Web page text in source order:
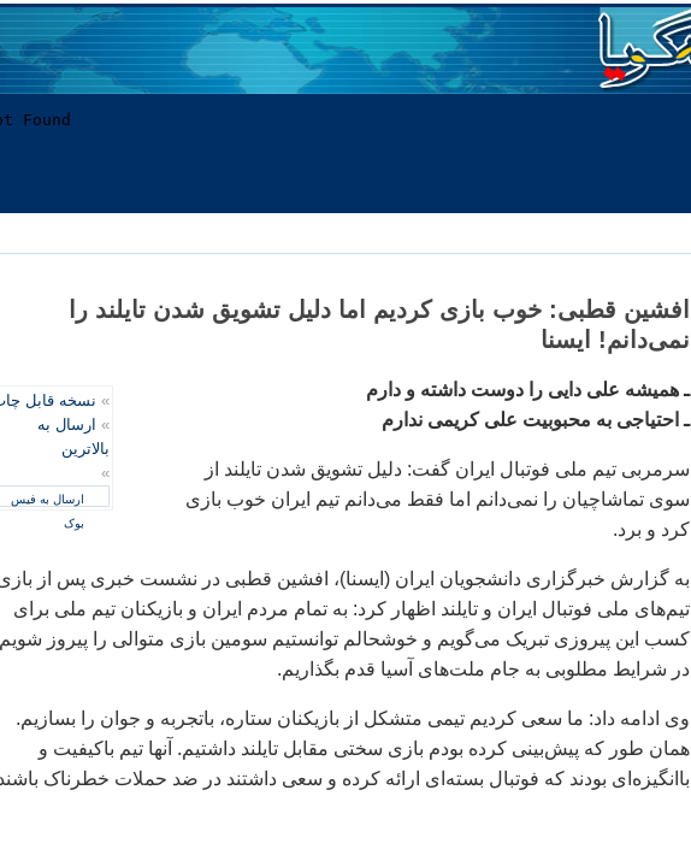
افشين قطبی: خوب بازی کرديم اما دليل تشويق‌ شدن تايلند را
نمی‌دانم! ايسنا
» نسخه قابل
» ارسال به
بالاترین
»
ارسال به فیس
بوک
ـ هميشه علی دايی را دوست داشته و دارم
ـ احتياجی به محبوبيت علی کريمی ندارم
سرمربی تيم ملی فوتبال ايران گفت: دليل تشويق‌ شدن تايلند از
سوی تماشاچيان را نمی‌دانم اما فقط می‌دانم تيم ايران خوب بازی
کرد و برد.
به گزارش خبرگزاری دانشجويان ايران (ايسنا)، افشين قطبی در نشست خبری پس از
تيم‌های ملی فوتبال ايران و تايلند اظهار کرد: به تمام مردم ايران و بازيکنان تيم ملی برای
کسب اين پيروزی تبريک می‌گويم و خوشحالم توانستيم سومين بازی متوالی را پيروز
در شرايط مطلوبی به جام ملت‌های آسيا قدم بگذاريم.
وی ادامه داد:‌ ما سعی کرديم تيمی متشکل از بازيکنان ستاره، باتجربه و جوان را بسازيم.
همان طور که پيش‌بينی کرده بودم بازی سختی مقابل تايلند داشتيم. آنها تيم باکيفيت و
باانگيزه‌ای بودند که فوتبال بسته‌ای ارائه کرده و سعی داشتند در ضد حملات خطرناک